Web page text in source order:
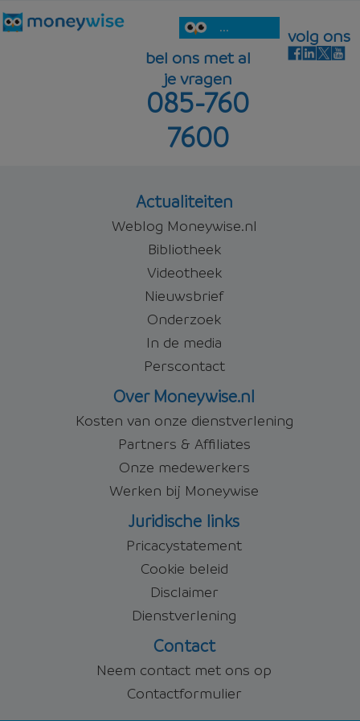
...
bel ons met al
je vragen
085-760
7600
volg ons
Actualiteiten
Weblog Moneywise.nl
Bibliotheek
Videotheek
Nieuwsbrief
Onderzoek
In de media
Perscontact
Over Moneywise.nl
Kosten van onze dienstverlening
Partners & Affiliates
Onze medewerkers
Werken bij Moneywise
Juridische links
Pricacystatement
Cookie beleid
Disclaimer
Dienstverlening
Contact
Neem contact met ons op
Contactformulier